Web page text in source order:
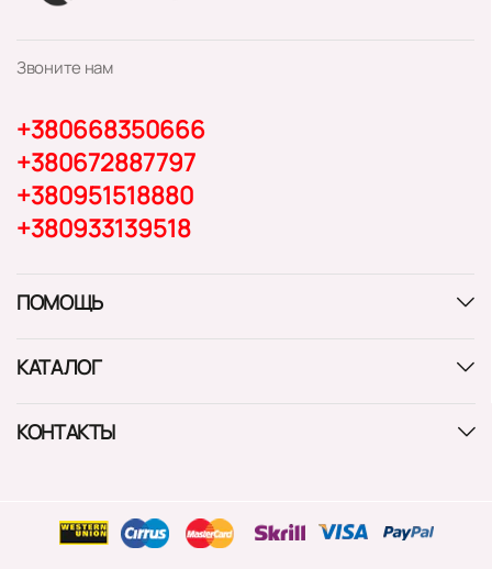
Звоните нам
+380668350666
+380672887797
+380951518880
+380933139518
ПОМОЩЬ
КАТАЛОГ
КОНТАКТЫ